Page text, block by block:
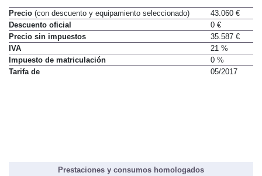
Precio (con descuento y equipamiento seleccionado)
43.060 €
Descuento oficial
0 €
Precio sin impuestos
35.587 €
IVA
21 %
Impuesto de matriculación
0 %
Tarifa de
05/2017
Prestaciones y consumos homologados